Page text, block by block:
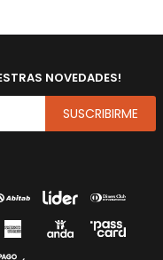
NOVEDADES!
SUSCRIBIRME